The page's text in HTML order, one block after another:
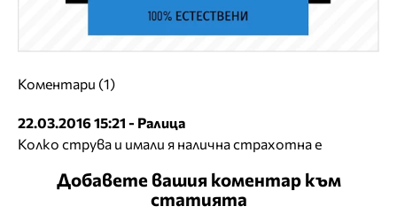
Коментари (1)
22.03.2016 15:21 - Ралица
Колко струва и имали я налична страхотна е
Добавете вашия коментар към
статията